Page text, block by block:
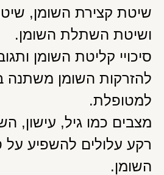
שיטת קצירת השומן,
ושיטת השתלת השומן.
סיכויי קליטת השומן
להזרקות השומן משתנה
למטופלת.
מצבים כמו גיל, עישון,
רקע עלולים להשפיע על
השומן.